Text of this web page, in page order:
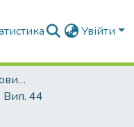
Увійти
Вибрані статті з наукових збірників КНУБА
Вип. 44